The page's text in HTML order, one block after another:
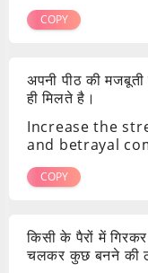
COPY
अपनी पीठ की मजबूती
ही मिलते है।
Increase the
and betrayal
COPY
किसी के पैरों में
चलकर कुछ बनने की